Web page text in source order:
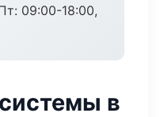
09:00-18:00,
в